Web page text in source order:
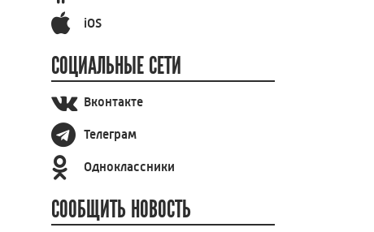
iOS
СОЦИАЛЬНЫЕ СЕТИ
Вконтакте
Телеграм
Одноклассники
СООБЩИТЬ НОВОСТЬ